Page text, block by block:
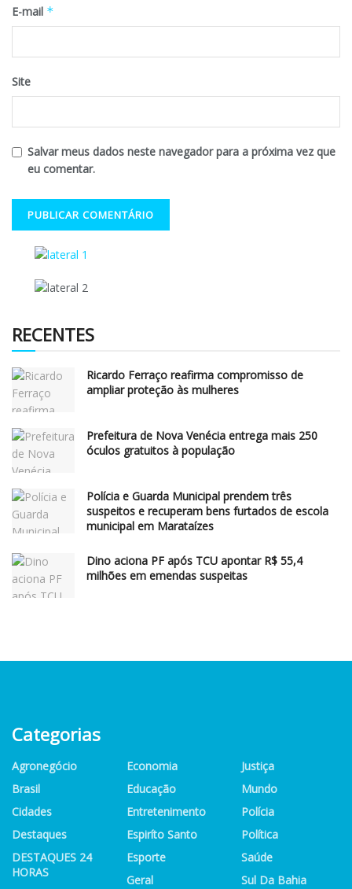
E-mail *
Site
Salvar meus dados neste navegador para a próxima vez que
eu comentar.
RECENTES
Ricardo Ferraço reafirma compromisso de
ampliar proteção às mulheres
Prefeitura de Nova Venécia entrega mais 250
óculos gratuitos à população
Polícia e Guarda Municipal prendem três
suspeitos e recuperam bens furtados de escola
municipal em Marataízes
Dino aciona PF após TCU apontar R$ 55,4
milhões em emendas suspeitas
Categorias
Agronegócio
Brasil
Cidades
Destaques
DESTAQUES 24
HORAS
Economia
Educação
Entretenimento
Espiríto Santo
Esporte
Geral
Justiça
Mundo
Polícia
Política
Saúde
Sul Da Bahia